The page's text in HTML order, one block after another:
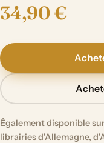
34,90 €
Également disponible
librairies d'Allemagne,